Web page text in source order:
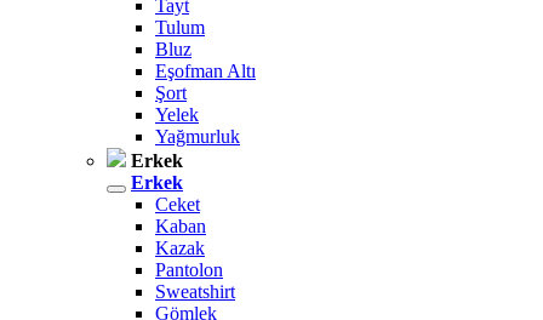
Tayt
Tulum
Bluz
Eşofman Altı
Şort
Yelek
Yağmurluk
Erkek
Erkek
Ceket
Kaban
Kazak
Pantolon
Sweatshirt
Gömlek